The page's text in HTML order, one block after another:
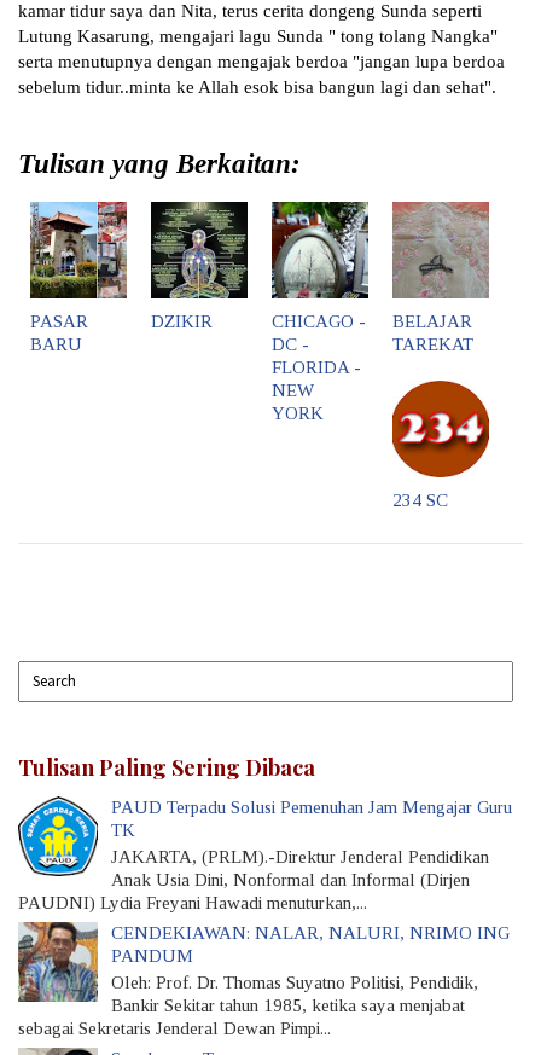
kamar tidur saya dan Nita, terus cerita dongeng Sunda seperti
Lutung Kasarung, mengajari lagu Sunda " tong tolang Nangka"
serta menutupnya dengan mengajak berdoa "jangan lupa berdoa
sebelum tidur..minta ke Allah esok bisa bangun lagi dan sehat".
Tulisan yang Berkaitan:
PASAR
BARU
DZIKIR
CHICAGO -
DC -
FLORIDA -
NEW
YORK
BELAJAR
TAREKAT
234 SC
Tulisan Paling Sering Dibaca
PAUD Terpadu Solusi Pemenuhan Jam Mengajar Guru
TK
JAKARTA, (PRLM).-Direktur Jenderal Pendidikan
Anak Usia Dini, Nonformal dan Informal (Dirjen
PAUDNI) Lydia Freyani Hawadi menuturkan,...
CENDEKIAWAN: NALAR, NALURI, NRIMO ING
PANDUM
Oleh: Prof. Dr. Thomas Suyatno Politisi, Pendidik,
Bankir Sekitar tahun 1985, ketika saya menjabat
sebagai Sekretaris Jenderal Dewan Pimpi...